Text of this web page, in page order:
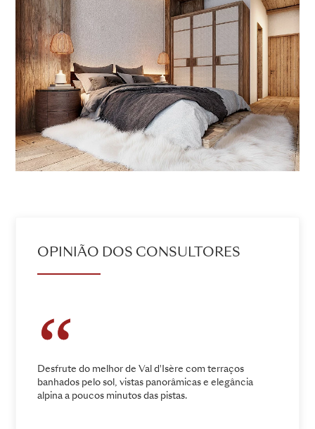
OPINIÃO DOS CONSULTORES
Desfrute do melhor de Val d'Isère com terraços
banhados pelo sol, vistas panorâmicas e elegância
alpina a poucos minutos das pistas.